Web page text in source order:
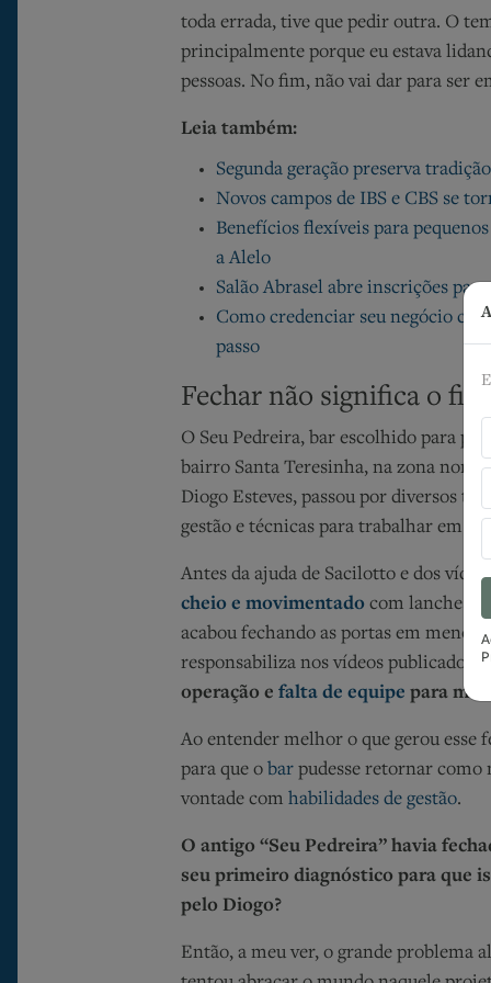
toda errada, tive que pedir outra. O
principalmente porque eu estava
pessoas. No fim, não vai dar para ser
Leia também:
Segunda geração preserva
Novos campos de IBS e CBS se
Benefícios flexíveis para
a Alelo
Salão Abrasel abre inscrições
Como credenciar seu negócio
passo
Fechar não significa o fim
O Seu Pedreira, bar escolhido para
bairro Santa Teresinha, na zona norte
Diogo Esteves, passou por diversos
gestão e técnicas para trabalhar em
Antes da ajuda de Sacilotto e dos
cheio e movimentado com lanches
acabou fechando as portas em menos
responsabiliza nos vídeos publicados
operação e falta de equipe para
Ao entender melhor o que gerou esse
para que o bar pudesse retornar como
vontade com habilidades de gestão.
O antigo “Seu Pedreira” havia
seu primeiro diagnóstico para que
pelo Diogo?
Então, a meu ver, o grande problema